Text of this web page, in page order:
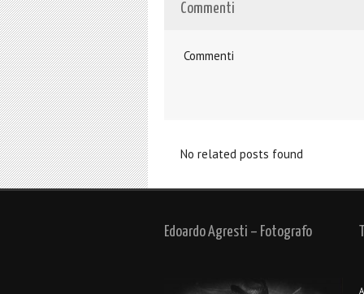
Commenti
Commenti
No related posts found
Edoardo Agresti – Fotografo